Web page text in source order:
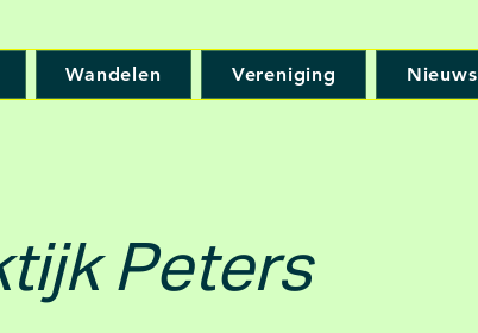
Wandelen Vereniging Nieuws
Peters